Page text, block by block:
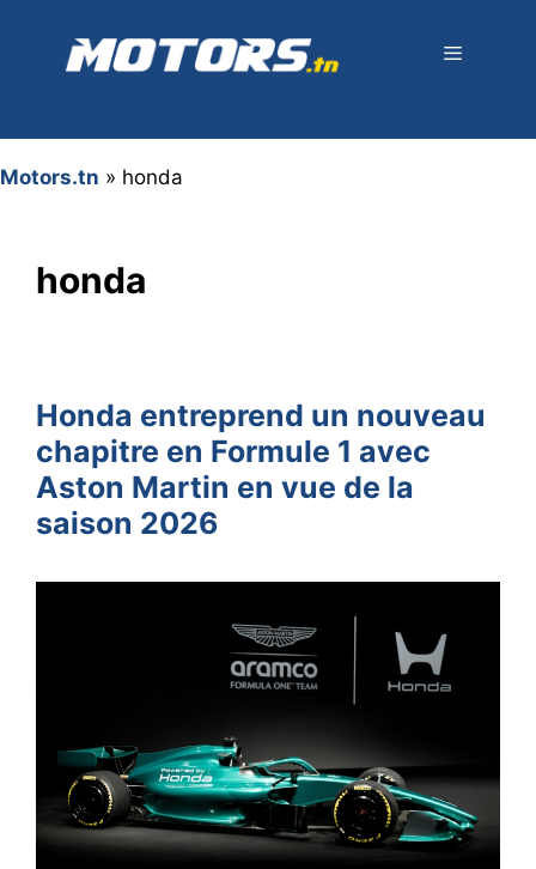
contenu
Motors.tn » honda
honda
Honda entreprend un nouveau
chapitre en Formule 1 avec
Aston Martin en vue de la
saison 2026